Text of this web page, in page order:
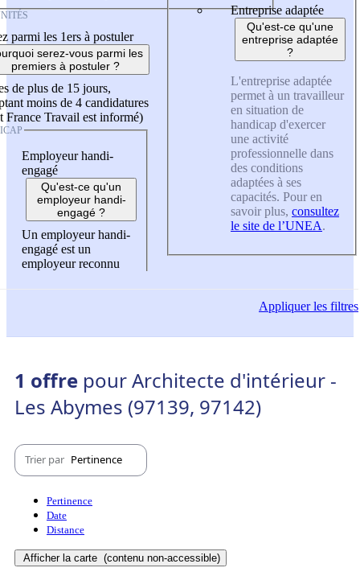
parmi les 1ers à postuler
serez-vous parmi les
premiers à postuler ?
de plus de 15 jours,
moins de 4 candidatures
France Travail est informé)
Employeur handi-
engagé
Qu'est-ce qu'un
employeur handi-
engagé ?
Un employeur handi-
engagé est un
employeur reconnu
Entreprise adaptée
Qu'est-ce qu'une
entreprise adaptée
?
L'entreprise adaptée
permet à un travailleur
en situation de
handicap d'exercer
une activité
professionnelle dans
des conditions
adaptées à ses
capacités. Pour en
savoir plus, consultez
le site de l’UNEA.
Appliquerles filtres
1 offre pour Architecte d'intérieur -
Les Abymes (97139, 97142)
Trier par Pertinence
Pertinence
Date
Distance
Afficher la carte (contenu non-accessible)